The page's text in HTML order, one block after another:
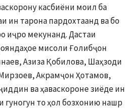
касбиёни моил ба
ин тарона пардохтаанд ва бо
иҷро мекунанд. Дастаи
мисоли Ғолибҷон
Азиза Қобилова, Шаҳзоди
Акрамҷон Ҳотамов,
ва ҳаваскороне зиёде ин
гуногун то ҳол бозхонию нашр